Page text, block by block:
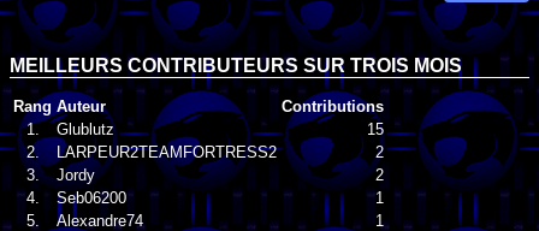
MEILLEURS CONTRIBUTEURS SUR TROIS MOIS
Rang Auteur
Contributions
1.
Glublutz
15
2.
LARPEUR2TEAMFORTRESS2
2
3.
Jordy
2
4.
Seb06200
1
5.
Alexandre74 1